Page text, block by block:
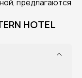
предлагаются
HOTEL